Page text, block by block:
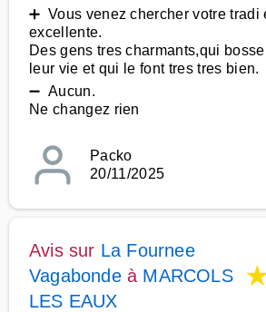
➕ Vous venez chercher votre tradi
excellente.
Des gens tres charmants,qui
leur vie et qui le font tres tres bien.
➖ Aucun.
Ne changez rien
Packo
20/11/2025
Avis sur La Fournee
Vagabondeà MARCOLS
LES EAUX